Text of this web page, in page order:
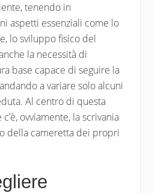
tenendo in
aspetti essenziali come lo
lo sviluppo fisico del
la necessità di
base capace di seguire la
a variare solo alcuni
Al centro di questa
ovviamente, la scrivania
della cameretta dei propri